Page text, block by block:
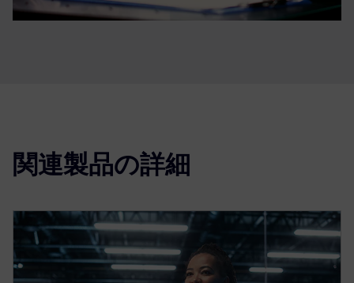
関連製品の詳細